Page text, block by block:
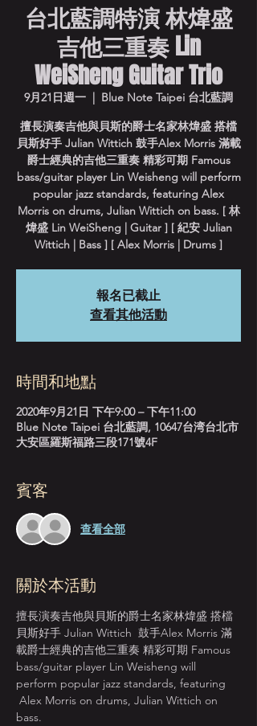
台北藍調特演 林煒盛
吉他三重奏 Lin
WeiSheng Guitar Trio
9月21日週一
  |
Blue Note Taipei 台北藍調
擅長演奏吉他與貝斯的爵士名家林煒盛 搭檔
貝斯好手 Julian Wittich 鼓手Alex Morris 滿載
爵士經典的吉他三重奏 精彩可期 Famous
bass/guitar player Lin Weisheng will perform
popular jazz standards, featuring Alex
Morris on drums, Julian Wittich on bass. [ 林
煒盛 Lin WeiSheng | Guitar ] [ 紀安 Julian
Wittich | Bass ] [ Alex Morris | Drums ]
報名已截止
查看其他活動
時間和地點
2020年9月21日 下午9:00 – 下午11:00
Blue Note Taipei 台北藍調, 10647台湾台北市
大安區羅斯福路三段171號4F
賓客
查看全部
關於本活動
擅長演奏吉他與貝斯的爵士名家林煒盛 搭檔
貝斯好手 Julian Wittich  鼓手Alex Morris 滿
載爵士經典的吉他三重奏 精彩可期 Famous
bass/guitar player Lin Weisheng will
perform popular jazz standards, featuring
Alex Morris on drums, Julian Wittich on
bass.